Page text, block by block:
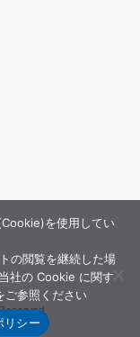
を使用してい
の閲覧を継続した場
社の Cookie に関す
ご参照ください
リシー